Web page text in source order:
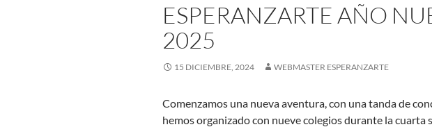
ESPERANZARTE AÑO
2025
15 DICIEMBRE, 2024 WEBMASTER ESPERANZARTE
Comenzamos una nueva aventura, con una tanda de
hemos organizado con nueve colegios durante la cuarta